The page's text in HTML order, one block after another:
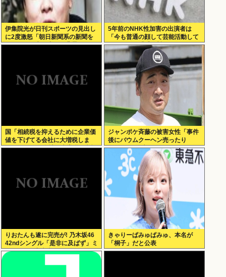
伊集院光が日刊スポーツの見出し
に2度激怒「朝日新聞系の新聞を
やめる」と言い出した背景
5年前のNHK性加害の出演者は
「今も普通の顔して芸能活動して
る」ネット「受信料を取るくらい
なら詳細を伝えよ」
国「相続税を抑えるために企業価
値を下げてる会社に大増税しま
す。低PBRの会社は大増税を覚悟
ジャンポケ斉藤の被害女性「事件
後にバウムクーヘン売ったり
TikTokライブしててムカついた」
りおたんも遂に完売が! 乃木坂46
42ndシングル「是非に及ばず」ミ
ーグリ 8次完売表がこちら!
きゃりーぱみゅぱみゅ、本名が
「桐子」だと公表